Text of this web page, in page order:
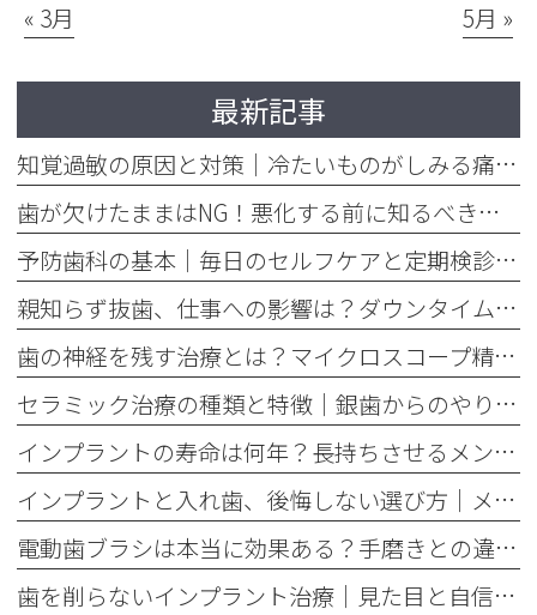
« 3月 5月 »
最新記事
知覚過敏の原因と対策｜冷たいものがしみる痛みを今すぐ和らげる方法
歯が欠けたままはNG！悪化する前に知るべき応急処置と歯医者での治療
予防歯科の基本｜毎日のセルフケアと定期検診で将来の歯を守る方法
親知らず抜歯、仕事への影響は？ダウンタイムと抜く基準を解説
歯の神経を残す治療とは？マイクロスコープ精密根管治療のメリット
セラミック治療の種類と特徴｜銀歯からのやり替えで後悔しない選び方
インプラントの寿命は何年？長持ちさせるメンテナンスの重要性を解説
インプラントと入れ歯、後悔しない選び方｜メリット・デメリット徹底比較
電動歯ブラシは本当に効果ある？手磨きとの違いを歯垢除去率で比較
歯を削らないインプラント治療｜見た目と自信を取り戻すメリット